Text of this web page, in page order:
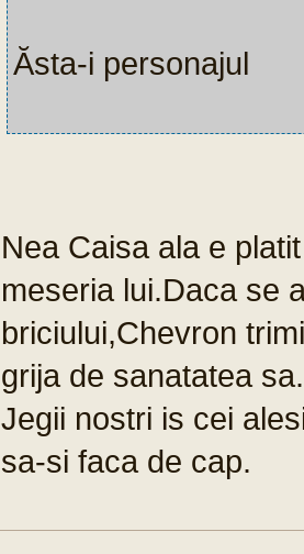
Ăsta-i personajul
Nea Caisa ala e
meseria lui.Daca se
briciului,Chevron
grija de sanatatea sa.
Jegii nostri is cei
sa-si faca de cap.